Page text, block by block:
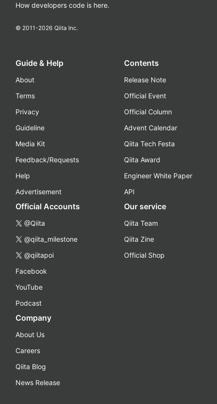
How developers code is here.
© 2011-2026 Qiita Inc.
Guide & Help
About
Terms
Privacy
Guideline
Media Kit
Feedback/Requests
Help
Advertisement
Contents
Release Note
Official Event
Official Column
Advent Calendar
Qiita Tech Festa
Qiita Award
Engineer White Paper
API
Official Accounts
@Qiita
@qiita_milestone
@qiitapoi
Facebook
YouTube
Podcast
Our service
Qiita Team
Qiita Zine
Official Shop
Company
About Us
Careers
Qiita Blog
News Release